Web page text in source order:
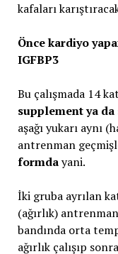
kafaları
Önce kardiyo
IGFBP3
Bu çalışmada 14
supplement ya
aşağı yukarı aynı
antrenman
formdayani.
İki gruba ayrılan
(ağırlık)
bandında orta
ağırlık çalışıp